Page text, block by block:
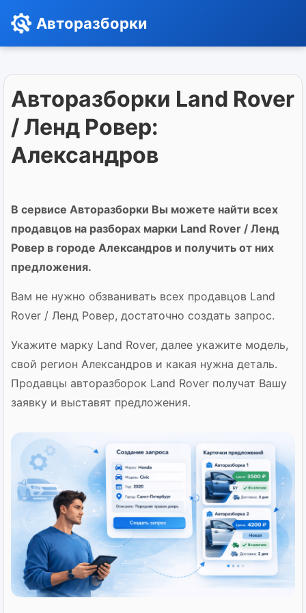
Авторазборки
Авторазборки Land Rover
/ Ленд Ровер:
Александров
В сервисе Авторазборки Вы можете найти всех
продавцов на разборах марки Land Rover / Ленд
Ровер в городе Александров и получить от них
предложения.
Вам не нужно обзванивать всех продавцов Land
Rover / Ленд Ровер, достаточно создать запрос.
Укажите марку Land Rover, далее укажите модель,
свой регион Александров и какая нужна деталь.
Продавцы авторазборок Land Rover получат Вашу
заявку и выставят предложения.